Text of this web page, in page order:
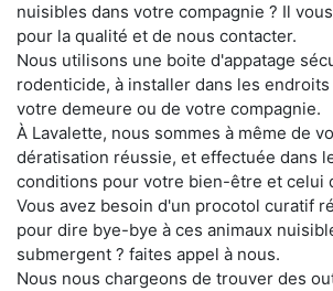
nuisibles dans votre compagnie ? Il
pour la qualité et de nous contacter.
Nous utilisons une boite d'appatage
rodenticide, à installer dans les
votre demeure ou de votre compagnie.
À Lavalette, nous sommes à même de
dératisation réussie, et effectuée dans
conditions pour votre bien-être et celui
Vous avez besoin d'un procotol curatif
pour dire bye-bye à ces animaux
submergent ? faites appel à nous.
Nous nous chargeons de trouver des